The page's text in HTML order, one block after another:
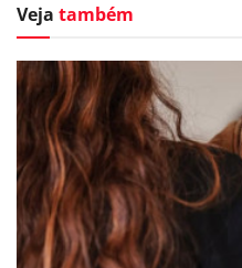
Veja também